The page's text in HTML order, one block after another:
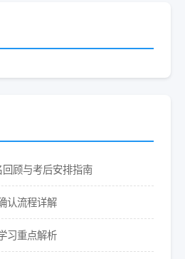
顾与考后安排指南
认流程详解
习重点解析